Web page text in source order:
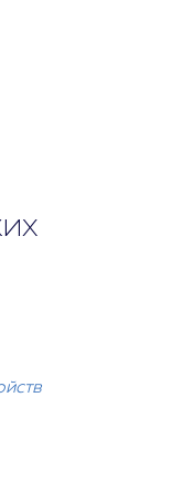
к развитию
только